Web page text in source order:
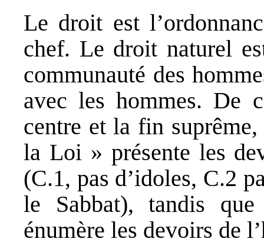
Le droit est
chef. Le droit naturel
communauté des
avec les hommes. De
centre et la fin
la Loi » présente les
(C.1, pas d’idoles, C.2
le Sabbat), tandis
énumère les devoirs de